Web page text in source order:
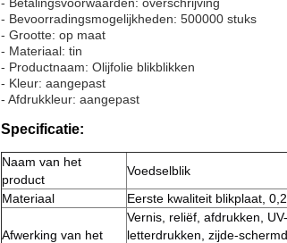
- Bevoorradingsmogelijkheden: 500000 stuks
- Grootte: op maat
- Materiaal: tin
- Productnaam: Olijfolie blikblikken
- Kleur: aangepast
- Afdrukkleur: aangepast
Specificatie:
Naam van het
product
Voedselblik
Materiaal
Eerste kwaliteit blikplaat,
Afwerking van het
Vernis, reliëf, afdrukken,
letterdrukken, zijde-